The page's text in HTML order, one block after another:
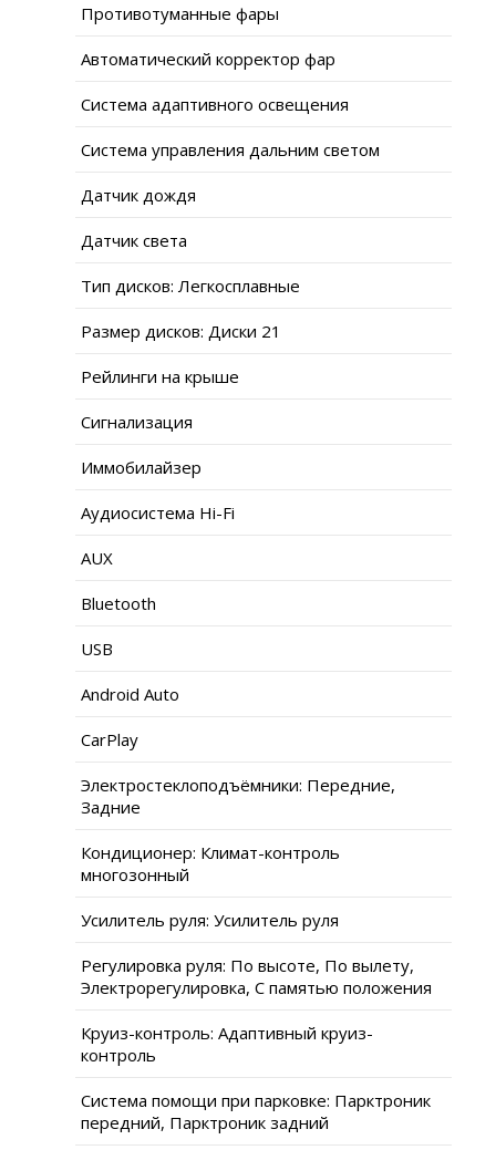
Противотуманные фары
Автоматический корректор фар
Система адаптивного освещения
Система управления дальним светом
Датчик дождя
Датчик света
Тип дисков: Легкосплавные
Размер дисков: Диски 21
Рейлинги на крыше
Сигнализация
Иммобилайзер
Аудиосистема Hi-Fi
AUX
Bluetooth
USB
Android Auto
CarPlay
Электростеклоподъёмники: Передние,
Задние
Кондиционер: Климат-контроль
многозонный
Усилитель руля: Усилитель руля
Регулировка руля: По высоте, По вылету,
Электрорегулировка, С памятью положения
Круиз-контроль: Адаптивный круиз-
контроль
Система помощи при парковке: Парктроник
передний, Парктроник задний